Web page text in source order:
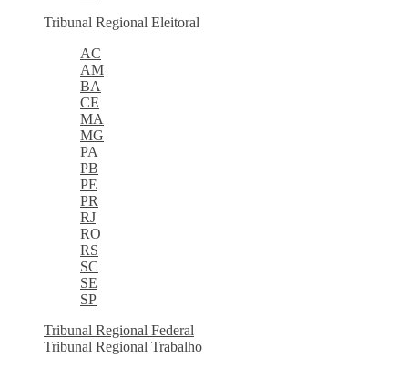
Tribunal Regional Eleitoral
AC
AM
BA
CE
MA
MG
PA
PB
PE
PR
RJ
RO
RS
SC
SE
SP
Tribunal Regional Federal
Tribunal Regional Trabalho